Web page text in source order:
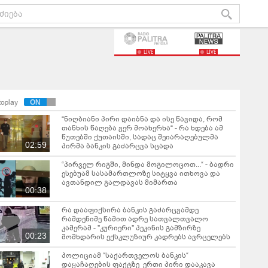
LIVE LIVE
02:59
“ნიღბიანი პირი დაიბნა და ისე წავიდა, რომ
თანხის წაღება ვერ მოახერხა“ - რა ხდება ამ
წუთებში ქუთაისში, სადაც შეიარაღებულმა
პირმა ბანკის გაძარცვა სცადა
00:38
“პირველ რიგში, მინდა მოგილოცოთ...“ - ბადრი
ესებუამ სასამართლოზე სიტყვა ითხოვა და
ავთანდილ გალდავას მიმართა
00:23
რა დააფიქსირა ბანკის გაძარცვამდე
რამდენიმე წამით ადრე სათვალთვალო
კამერამ - "კურიერი" პეკინის გამზირზე
მომხდარის ექსკლუზიურ კადრებს ავრცელებს
პოლიციამ “საქართველოს ბანკის“
დაყაჩაღების ფაქტზე ერთი პირი დააკავა